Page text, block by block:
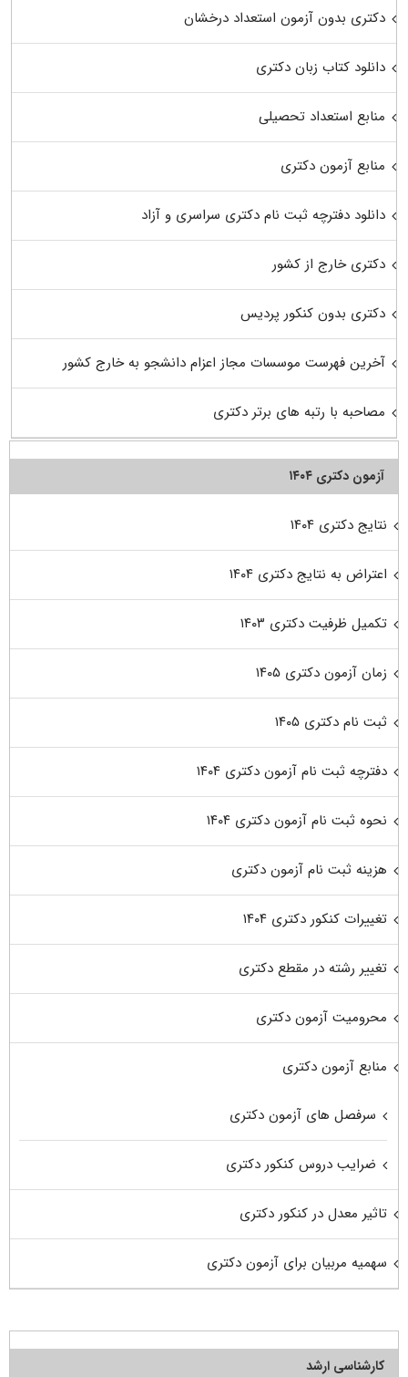
دکتری بدون آزمون استعداد درخشان
دانلود کتاب زبان دکتری
منابع استعداد تحصیلی
منابع آزمون دکتری
دانلود دفترچه ثبت نام دکتری سراسری و آزاد
دکتری خارج از کشور
دکتری بدون کنکور پردیس
آخرین فهرست موسسات مجاز اعزام دانشجو به خارج کشور
مصاحبه با رتبه های برتر دکتری
آزمون دکتری ۱۴۰۴
نتایج دکتری ۱۴۰۴
اعتراض به نتایج دکتری ۱۴۰۴
تکمیل ظرفیت دکتری ۱۴۰۳
زمان آزمون دکتری ۱۴۰۵
ثبت نام دکتری ۱۴۰۵
دفترچه ثبت نام آزمون دکتری ۱۴۰۴
نحوه ثبت نام آزمون دکتری ۱۴۰۴
هزینه ثبت نام آزمون دکتری
تغییرات کنکور دکتری ۱۴۰۴
تغییر رشته در مقطع دکتری
محرومیت آزمون دکتری
منابع آزمون دکتری
سرفصل های آزمون دکتری
ضرایب دروس کنکور دکتری
تاثیر معدل در کنکور دکتری
سهمیه مربیان برای آزمون دکتری
کارشناسی ارشد